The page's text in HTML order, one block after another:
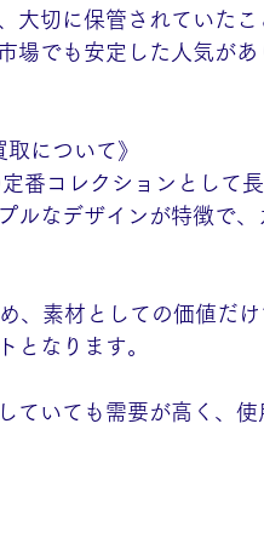
大切に保管されていたこ
場でも安定した人気があ
について》
番コレクションとして
ルなデザインが特徴で
、素材としての価値だけ
となります。
ていても需要が高く、使